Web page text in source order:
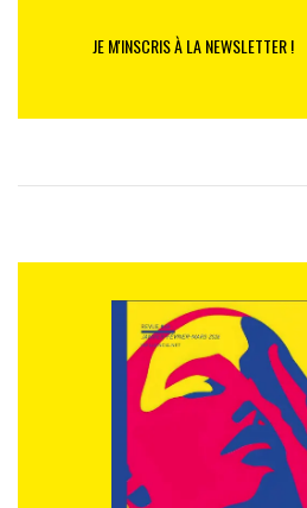
JE M'INSCRIS À LA NEWSLETTER !